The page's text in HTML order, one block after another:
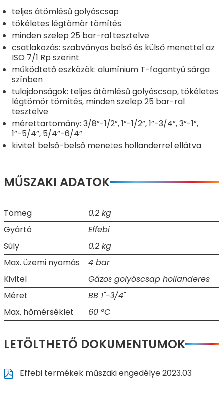
teljes átömlésű golyóscsap
tökéletes légtömör tömítés
minden szelep 25 bar-ral tesztelve
csatlakozás: szabványos belső és külső menettel az
ISO 7/1 Rp szerint
működtető eszközök: alumínium T-fogantyú sárga
színben
tulajdonságok: teljes átömlésű golyóscsap, tökéletes
légtömör tömítés, minden szelep 25 bar-ral
tesztelve
mérettartomány: 3/8”-1/2”, 1”-1/2”, 1”-3/4”, 3”-1”,
1”-5/4”, 5/4”-6/4”
kivitel: belső-belső menetes hollanderrel ellátva
MŰSZAKI ADATOK
Tömeg
0,2 kg
Gyártó
Effebi
Súly
0,2 kg
Max. üzemi nyomás
4 bar
Kivitel
Gázos golyóscsap hollanderes
Méret
BB 1"-3/4"
Max. hőmérséklet
60 °C
LETÖLTHETŐ DOKUMENTUMOK
Effebi termékek műszaki engedélye 2023.03